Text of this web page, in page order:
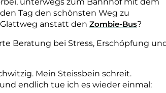
unterwegs zum Bahnhof mit dem
Tag den schönsten Weg zu
anstatt den Zombie-Bus?
Mein Steissbein schreit.
endlich tue ich es wieder einmal: